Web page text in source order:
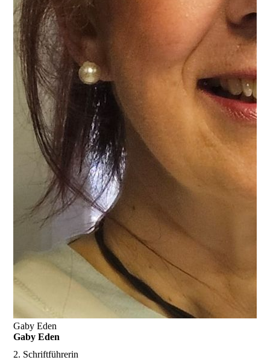
Gaby Eden
Gaby Eden
2. Schriftführerin